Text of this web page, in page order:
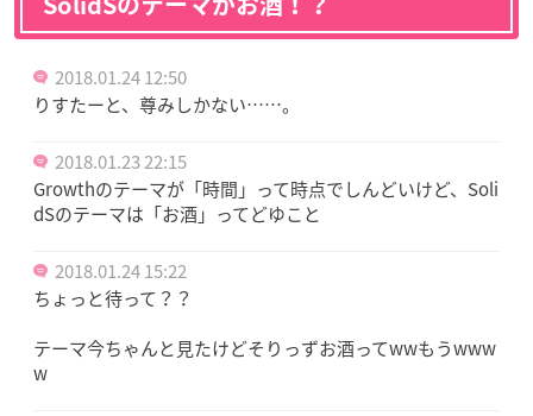
SolidSのテーマがお酒！？
2018.01.24 12:50
りすたーと、尊みしかない……。
2018.01.23 22:15
Growthのテーマが「時間」って時点でしんどいけど、Soli
dSのテーマは「お酒」ってどゆこと
2018.01.24 15:22
ちょっと待って？？
テーマ今ちゃんと見たけどそりっずお酒ってwwもうwww
w